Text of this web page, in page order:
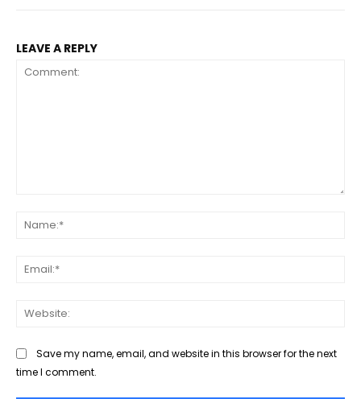
LEAVE A REPLY
Save my name, email, and website in this browser for the next
time I comment.